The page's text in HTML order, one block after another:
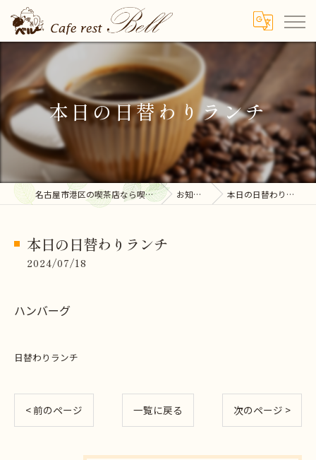
本日の日替わりランチ
名古屋市港区の喫茶店なら喫茶ベル お知らせ 本日の日替わりランチ
本日の日替わりランチ
2024/07/18
ハンバーグ
日替わりランチ
< 前のページ 一覧に戻る 次のページ >